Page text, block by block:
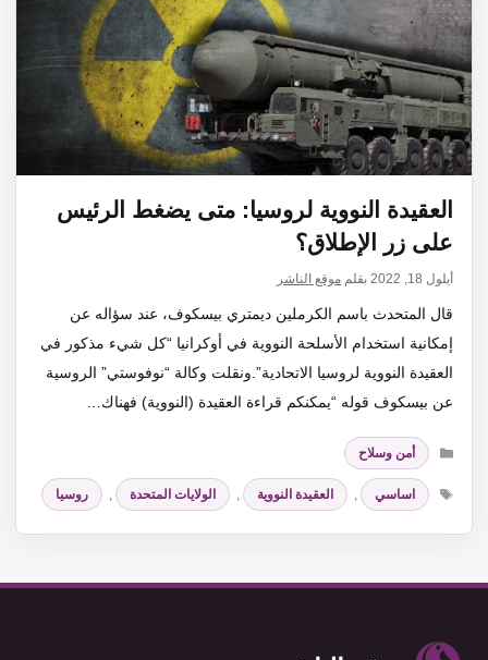
العقيدة النووية لروسيا: متى يضغط الرئيس
على زر الإطلاق؟
أيلول 18, 2022 بقلم موقع الناشر
قال المتحدث باسم الكرملين ديمتري بيسكوف، عند سؤاله عن
إمكانية استخدام الأسلحة النووية في أوكرانيا “كل شيء مذكور في
العقيدة النووية لروسيا الاتحادية”.ونقلت وكالة “نوفوستي” الروسية
عن بيسكوف قوله “يمكنكم قراءة العقيدة (النووية) فهناك…
التصنيفات
أمن وسلاح
الوسوم
اساسي , العقيدة النووية , الولايات المتحدة , روسيا